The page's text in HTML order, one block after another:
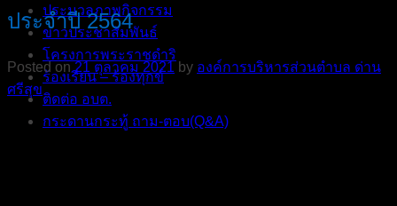
ประมวลภาพกิจกรรม
ข่าวประชาสัมพันธ์
โครงการพระราชดำริ
ร้องเรียน – ร้องทุกข์
ติดต่อ อบต.
กระดานกระทู้ ถาม-ตอบ(Q&A)
ประจำปี 2564
Posted on21 ตุลาคม 2021 by องค์การบริหารส่วนตําบล ด่าน
ศรีสุข